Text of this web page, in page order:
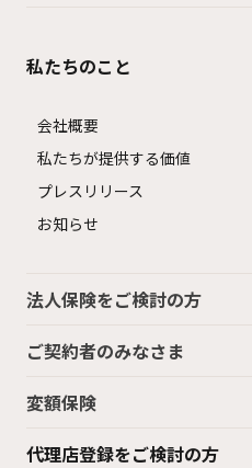
私たちのこと
会社概要
私たちが提供する価値
プレスリリース
お知らせ
法人保険をご検討の方
ご契約者のみなさま
変額保険
代理店登録をご検討の方